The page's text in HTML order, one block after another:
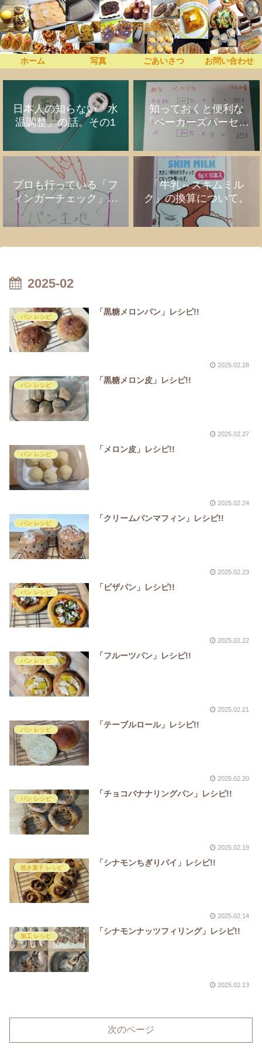
うちでプロぱん
ホーム 写真 ごあいさつ お問い合わせ
日本人の知らない「水
温調整」の話。その1
知っておくと便利な
「ベーカーズパーセン
ト」の話
プロも行っている「フ
ィンガーチェック」の
話。
「牛乳⇔スキムミル
ク」の換算について。
2025-02
パン レシピ
「黒糖メロンパン」レシピ!!
2025.02.28
パン レシピ
「黒糖メロン皮」レシピ!!
2025.02.27
パン レシピ
「メロン皮」レシピ!!
2025.02.24
パン レシピ
「クリームパンマフィン」レシピ!!
2025.02.23
パン レシピ
「ピザパン」レシピ!!
2025.02.22
パン レシピ
「フルーツパン」レシピ!!
2025.02.21
パン レシピ
「テーブルロール」レシピ!!
2025.02.20
パン レシピ
「チョコバナナリングパン」レシピ!!
2025.02.19
焼き菓子 レシピ
「シナモンちぎりパイ」レシピ!!
2025.02.14
加工 レシピ
「シナモンナッツフィリング」レシピ!!
2025.02.13
次のページ